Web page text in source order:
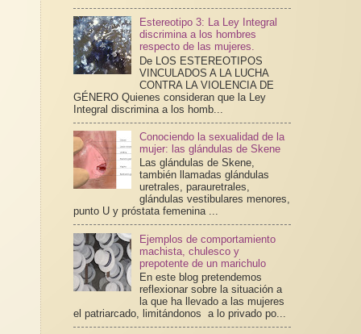
Estereotipo 3: La Ley Integral
discrimina a los hombres
respecto de las mujeres.
De LOS ESTEREOTIPOS
VINCULADOS A LA LUCHA
CONTRA LA VIOLENCIA DE
GÉNERO Quienes consideran que la Ley
Integral discrimina a los homb...
Conociendo la sexualidad de la
mujer: las glándulas de Skene
Las glándulas de Skene,
también llamadas glándulas
uretrales, parauretrales,
glándulas vestibulares menores,
punto U y próstata femenina ...
Ejemplos de comportamiento
machista, chulesco y
prepotente de un marichulo
En este blog pretendemos
reflexionar sobre la situación a
la que ha llevado a las mujeres
el patriarcado, limitándonos a lo privado po...